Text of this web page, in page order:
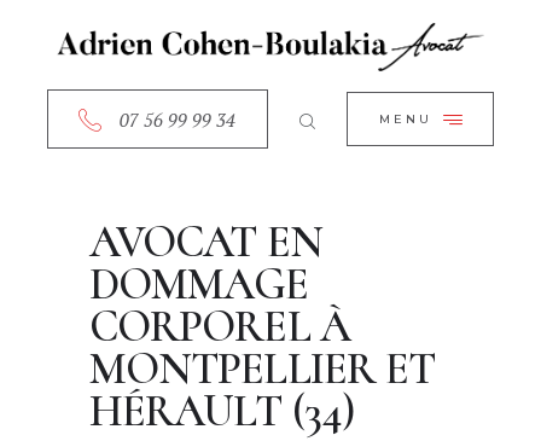
07 56 99 99 34 MENU
CLOSE
ACCUEIL
SERVICES
CONTACT
AVOCAT EN
DOMMAGE
CORPOREL À
MONTPELLIER ET
HÉRAULT (34)